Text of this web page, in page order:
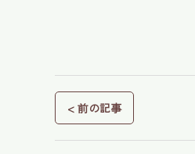
< 前の記事